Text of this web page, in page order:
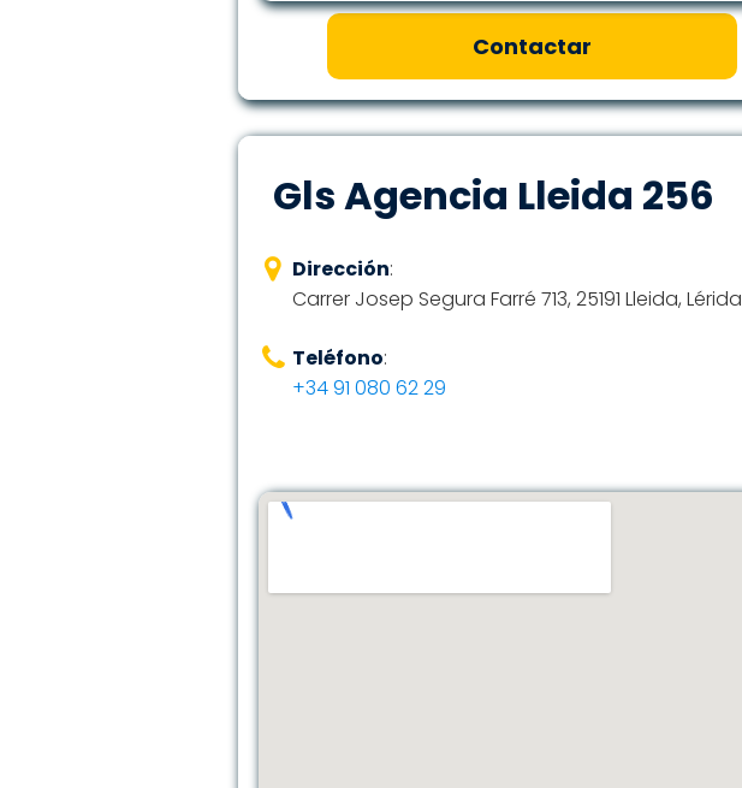
Contactar
Gls Agencia Lleida 256
Dirección:
Carrer Josep Segura Farré 713, 25191 Lleida, Lérida
Teléfono:
+34 91 080 62 29